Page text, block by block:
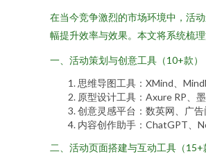
在当今竞争激烈的市场环境中，活
幅提升效率与效果。本文将系统梳
一、活动策划与创意工具（10+款）
思维导图工具：XMind、
原型设计工具：Axure RP、
创意灵感平台：数英网、广
内容创作助手：ChatGPT、
二、活动页面搭建与互动工具（15+